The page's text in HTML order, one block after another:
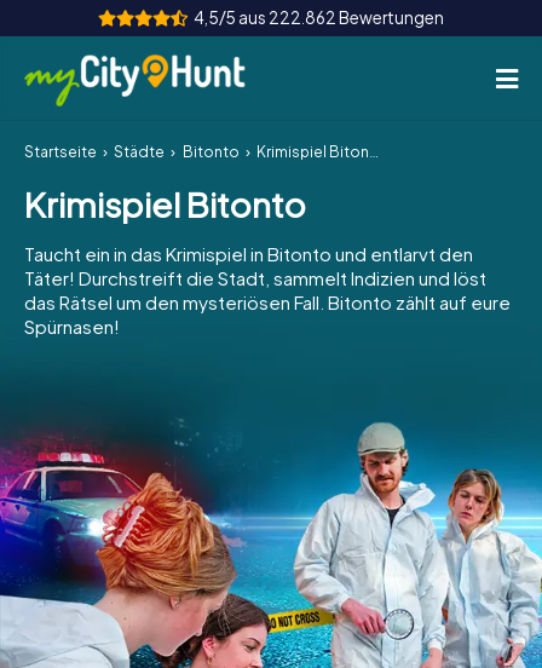
4,5/5 aus 222.862 Bewertungen
So funktioniert's
Städte
Touren
Teamevent
INT AT
ES
IE
IT
NL
Tickets buchen
Startseite Städte Bitonto Krimispiel Bitonto
Krimispiel Bitonto
Taucht ein in das Krimispiel in Bitonto und entlarvt den
Täter! Durchstreift die Stadt, sammelt Indizien und löst
das Rätsel um den mysteriösen Fall. Bitonto zählt auf eure
Spürnasen!